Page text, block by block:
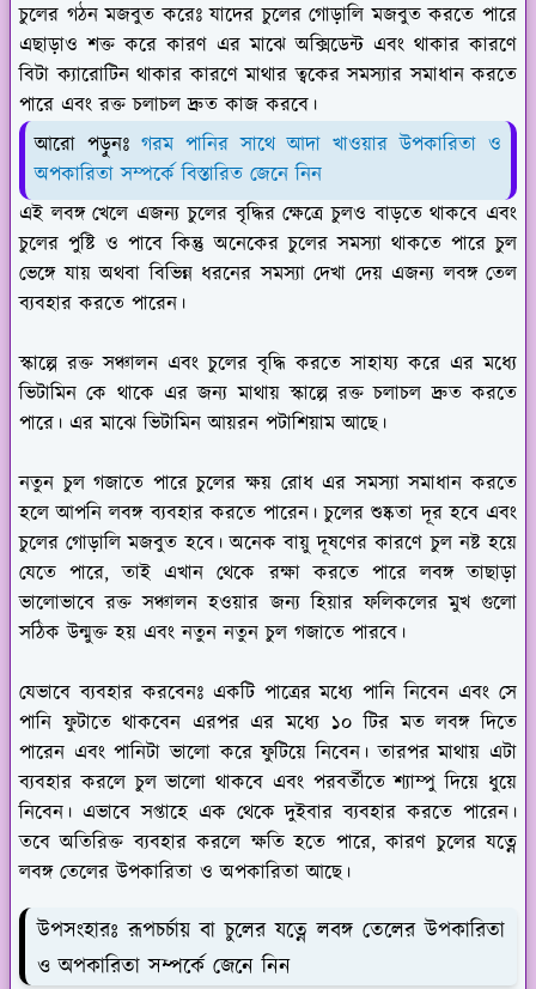
চুলের গঠন মজবুত করেঃযাদের চুলের গোড়ালি মজবুত করতে পারে
এছাড়াও শক্ত করে কারণ এর মাঝে অক্সিডেন্ট এবং থাকার কারণে
বিটা ক্যারোটিন থাকার কারণে মাথার ত্বকের সমস্যার সমাধান করতে
পারে এবং রক্ত চলাচল দ্রুত কাজ করবে।
আরো পড়ুনঃ গরম পানির সাথে আদা খাওয়ার উপকারিতা ও
অপকারিতা সম্পর্কে বিস্তারিত জেনে নিন
এই লবঙ্গ খেলে এজন্য চুলের বৃদ্ধির ক্ষেত্রে চুলও বাড়তে থাকবে এবং
চুলের পুষ্টি ও পাবে কিন্তু অনেকের চুলের সমস্যা থাকতে পারে চুল
ভেঙ্গে যায় অথবা বিভিন্ন ধরনের সমস্যা দেখা দেয় এজন্য লবঙ্গ তেল
ব্যবহার করতে পারেন।
স্কাল্পে রক্ত সঞ্চালন এবং চুলের বৃদ্ধি করতে সাহায্য করে এর মধ্যে
ভিটামিন কে থাকে এর জন্য মাথায় স্কাল্পে রক্ত চলাচল দ্রুত করতে
পারে। এর মাঝে ভিটামিন আয়রন পটাশিয়াম আছে।
নতুন চুল গজাতে পারে চুলের ক্ষয় রোধ এর সমস্যা সমাধান করতে
হলে আপনি লবঙ্গ ব্যবহার করতে পারেন। চুলের শুষ্কতা দূর হবে এবং
চুলের গোড়ালি মজবুত হবে। অনেক বায়ু দূষণের কারণে চুল নষ্ট হয়ে
যেতে পারে, তাই এখান থেকে রক্ষা করতে পারে লবঙ্গ তাছাড়া
ভালোভাবে রক্ত সঞ্চালন হওয়ার জন্য হিয়ার ফলিকলের মুখ গুলো
সঠিক উন্মুক্ত হয় এবং নতুন নতুন চুল গজাতে পারবে।
যেভাবে ব্যবহার করবেনঃএকটি পাত্রের মধ্যে পানি নিবেন এবং সে
পানি ফুটাতে থাকবেন এরপর এর মধ্যে ১০ টির মত লবঙ্গ দিতে
পারেন এবং পানিটা ভালো করে ফুটিয়ে নিবেন। তারপর মাথায় এটা
ব্যবহার করলে চুল ভালো থাকবে এবং পরবর্তীতে শ্যাম্পু দিয়ে ধুয়ে
নিবেন। এভাবে সপ্তাহে এক থেকে দুইবার ব্যবহার করতে পারেন।
তবে অতিরিক্ত ব্যবহার করলে ক্ষতি হতে পারে, কারণ চুলের যত্নে
লবঙ্গ তেলের উপকারিতা ও অপকারিতা আছে।
উপসংহারঃ রূপচর্চায় বা চুলের যত্নে লবঙ্গ তেলের উপকারিতা
ও অপকারিতা সম্পর্কে জেনে নিন